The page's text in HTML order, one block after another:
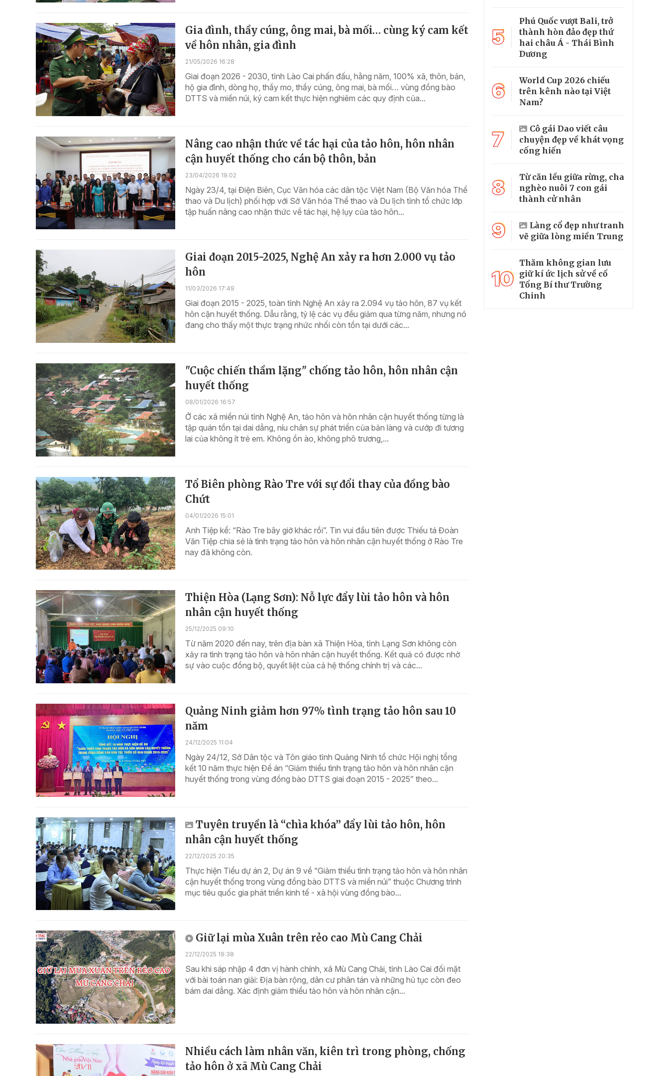
Gia đình, thầy cúng, ông mai, bà mối… cùng ký cam kết
về hôn nhân, gia đình
21/05/2026 16:28
Giai đoạn 2026 - 2030, tỉnh Lào Cai phấn đấu, hằng năm, 100% xã, thôn, bản,
hộ gia đình, dòng họ, thầy mo, thầy cúng, ông mai, bà mối… vùng đồng bào
DTTS và miền núi, ký cam kết thực hiện nghiêm các quy định của...
Nâng cao nhận thức về tác hại của tảo hôn, hôn nhân
cận huyết thống cho cán bộ thôn, bản
23/04/2026 19:02
Ngày 23/4, tại Điện Biên, Cục Văn hóa các dân tộc Việt Nam (Bộ Văn hóa Thể
thao và Du lịch) phối hợp với Sở Văn hóa Thể thao và Du lịch tỉnh tổ chức lớp
tập huấn nâng cao nhận thức về tác hại, hệ lụy của tảo hôn...
Giai đoạn 2015-2025, Nghệ An xảy ra hơn 2.000 vụ tảo
hôn
11/03/2026 17:49
Giai đoạn 2015 - 2025, toàn tỉnh Nghệ An xảy ra 2.094 vụ tảo hôn, 87 vụ kết
hôn cận huyết thống. Dẫu rằng, tỷ lệ các vụ đều giảm qua từng năm, nhưng nó
đang cho thấy một thực trạng nhức nhối còn tồn tại dưới các...
"Cuộc chiến thầm lặng" chống tảo hôn, hôn nhân cận
huyết thống
08/01/2026 16:57
Ở các xã miền núi tỉnh Nghệ An, tảo hôn và hôn nhân cận huyết thống từng là
tập quán tồn tại dai dẳng, níu chân sự phát triển của bản làng và cướp đi tương
lai của không ít trẻ em. Không ồn ào, không phô trương,...
Tổ Biên phòng Rào Tre với sự đổi thay của đồng bào
Chứt
04/01/2026 15:01
Anh Tiệp kể: “Rào Tre bây giờ khác rồi”. Tin vui đầu tiên được Thiếu tá Đoàn
Văn Tiệp chia sẻ là tình trạng tảo hôn và hôn nhân cận huyết thống ở Rào Tre
nay đã không còn.
Thiện Hòa (Lạng Sơn): Nỗ lực đẩy lùi tảo hôn và hôn
nhân cận huyết thống
25/12/2025 09:10
Từ năm 2020 đến nay, trên địa bàn xã Thiện Hòa, tỉnh Lạng Sơn không còn
xảy ra tình trạng tảo hôn và hôn nhân cận huyết thống. Kết quả có được nhờ
sự vào cuộc đồng bộ, quyết liệt của cả hệ thống chính trị và các...
Quảng Ninh giảm hơn 97% tình trạng tảo hôn sau 10
năm
24/12/2025 11:04
Ngày 24/12, Sở Dân tộc và Tôn giáo tỉnh Quảng Ninh tổ chức Hội nghị tổng
kết 10 năm thực hiện Đề án “Giảm thiểu tình trạng tảo hôn và hôn nhân cận
huyết thống trong vùng đồng bào DTTS giai đoạn 2015 - 2025” theo...
Tuyên truyền là “chìa khóa” đẩy lùi tảo hôn, hôn
nhân cận huyết thống
22/12/2025 20:35
Thực hiện Tiểu dự án 2, Dự án 9 về “Giảm thiểu tình trạng tảo hôn và hôn nhân
cận huyết thống trong vùng đồng bào DTTS và miền núi” thuộc Chương trình
mục tiêu quốc gia phát triển kinh tế - xã hội vùng đồng bào...
Giữ lại mùa Xuân trên rẻo cao Mù Cang Chải
22/12/2025 19:38
Sau khi sáp nhập 4 đơn vị hành chính, xã Mù Cang Chải, tỉnh Lào Cai đối mặt
với bài toán nan giải: Địa bàn rộng, dân cư phân tán và những hủ tục còn đeo
bám dai dẳng. Xác định giảm thiểu tảo hôn và hôn nhân cận...
Nhiều cách làm nhân văn, kiên trì trong phòng, chống
tảo hôn ở xã Mù Cang Chải
5
Phú Quốc vượt Bali, trở
thành hòn đảo đẹp thứ
hai châu Á - Thái Bình
Dương
6
World Cup 2026 chiếu
trên kênh nào tại Việt
Nam?
7
Cô gái Dao viết câu
chuyện đẹp về khát vọng
cống hiến
8
Từ căn lều giữa rừng, cha
nghèo nuôi 7 con gái
thành cử nhân
9
Làng cổ đẹp như tranh
vẽ giữa lòng miền Trung
10
Thăm không gian lưu
giữ kí ức lịch sử về cố
Tổng Bí thư Trường
Chinh